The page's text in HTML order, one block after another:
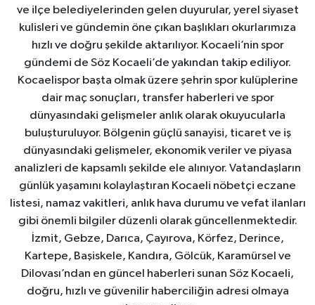
ve ilçe belediyelerinden gelen duyurular, yerel siyaset
kulisleri ve gündemin öne çıkan başlıkları okurlarımıza
hızlı ve doğru şekilde aktarılıyor. Kocaeli’nin spor
gündemi de Söz Kocaeli’de yakından takip ediliyor.
Kocaelispor başta olmak üzere şehrin spor kulüplerine
dair maç sonuçları, transfer haberleri ve spor
dünyasındaki gelişmeler anlık olarak okuyucularla
buluşturuluyor. Bölgenin güçlü sanayisi, ticaret ve iş
dünyasındaki gelişmeler, ekonomik veriler ve piyasa
analizleri de kapsamlı şekilde ele alınıyor. Vatandaşların
günlük yaşamını kolaylaştıran Kocaeli nöbetçi eczane
listesi, namaz vakitleri, anlık hava durumu ve vefat ilanları
gibi önemli bilgiler düzenli olarak güncellenmektedir.
İzmit, Gebze, Darıca, Çayırova, Körfez, Derince,
Kartepe, Başiskele, Kandıra, Gölcük, Karamürsel ve
Dilovası’ndan en güncel haberleri sunan Söz Kocaeli,
doğru, hızlı ve güvenilir haberciliğin adresi olmaya